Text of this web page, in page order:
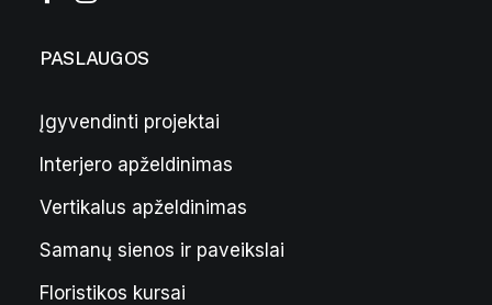
Pilkas vazonas „Bordo” L
PASLAUGOS
Įgyvendinti projektai
Interjero apželdinimas
Vertikalus apželdinimas
Samanų sienos ir paveikslai
Floristikos kursai